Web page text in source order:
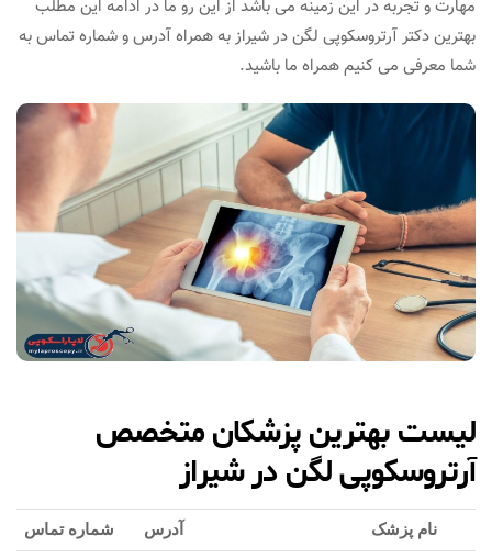
مهارت و تجربه در این زمینه می باشد از این رو ما در ادامه این مطلب
بهترین دکتر آرتروسکوپی لگن در شیراز به همراه آدرس و شماره تماس به
شما معرفی می کنیم همراه ما باشید.
لیست بهترین پزشکان متخصص
آرتروسکوپی لگن در شیراز
نام پزشک آدرس شماره تماس